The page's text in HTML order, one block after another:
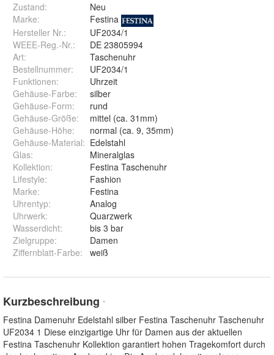
Zustand:
Neu
Marke:
Festina
Hersteller Nr.:
UF2034/1
WEEE-Reg.-Nr.:
DE 23805994
Art:
Taschenuhr
Bestellnummer:
UF2034/1
Funktionen:
Uhrzeit
Gehäuse-Farbe:
silber
Gehäuse-Form:
rund
Gehäuse-Größe:
mittel (ca. 31mm)
Gehäuse-Höhe:
normal (ca. 9, 35mm)
Gehäuse-Material: Edelstahl
Glas:
Mineralglas
Kollektion:
Festina Taschenuhr
Lifestyle:
Fashion
Marke:
Festina
Uhrentyp:
Analog
Uhrwerk:
Quarzwerk
Wasserdicht:
bis 3 bar
Zielgruppe:
Damen
Ziffernblatt-Farbe: weiß
Kurzbeschreibung *
Festina Damenuhr Edelstahl silber Festina Taschenuhr Taschenuhr
UF2034 1 Diese einzigartige Uhr für Damen aus der aktuellen
Festina Taschenuhr Kollektion garantiert hohen Tragekomfort durch